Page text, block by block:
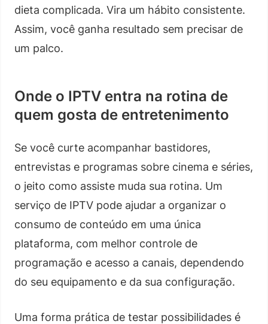
dieta complicada. Vira um hábito consistente.
Assim, você ganha resultado sem precisar de
um palco.
Onde o IPTV entra na rotina de
quem gosta de entretenimento
Se você curte acompanhar bastidores,
entrevistas e programas sobre cinema e séries,
o jeito como assiste muda sua rotina. Um
serviço de IPTV pode ajudar a organizar o
consumo de conteúdo em uma única
plataforma, com melhor controle de
programação e acesso a canais, dependendo
do seu equipamento e da sua configuração.
Uma forma prática de testar possibilidades é